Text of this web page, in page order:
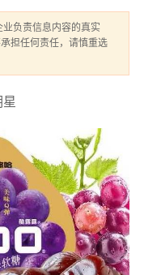
负责信息内容的真实
担任何责任，请慎重选